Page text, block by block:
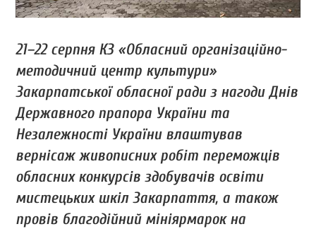
21–22 серпня КЗ «Обласний організаційно-
методичний центр культури»
Закарпатської обласної ради з нагоди Днів
Державного прапора України та
Незалежності України влаштував
вернісаж живописних робіт переможців
обласних конкурсів здобувачів освіти
мистецьких шкіл Закарпаття, а також
провів благодійний мініярмарок на